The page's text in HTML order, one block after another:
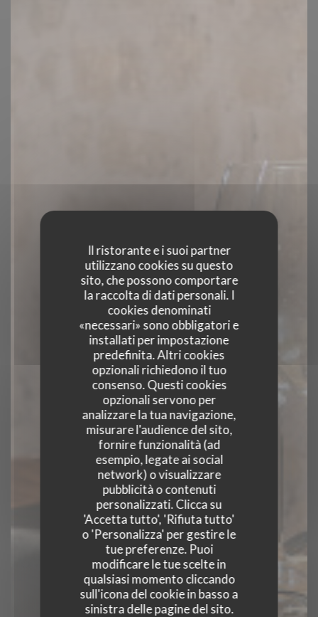
Il ristorante e i suoi partner
utilizzano cookies su questo
sito, che possono comportare
la raccolta di dati personali. I
cookies denominati
«necessari» sono obbligatori e
installati per impostazione
predefinita. Altri cookies
opzionali richiedono il tuo
consenso. Questi cookies
opzionali servono per
analizzare la tua navigazione,
misurare l'audience del sito,
fornire funzionalità (ad
esempio, legate ai social
network) o visualizzare
pubblicità o contenuti
personalizzati. Clicca su
'Accetta tutto', 'Rifiuta tutto'
o 'Personalizza' per gestire le
tue preferenze. Puoi
modificare le tue scelte in
qualsiasi momento cliccando
sull'icona del cookie in basso a
sinistra delle pagine del sito.
Orbys
RISTORANTE GOURMET
|CHÂTEAUROUX
PRENOTA